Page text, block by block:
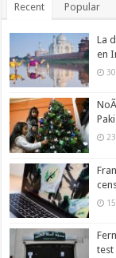
Recent Popular
La
en
test